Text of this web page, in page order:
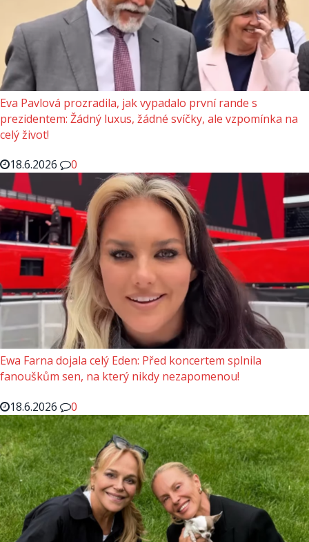
Eva Pavlová prozradila, jak vypadalo první rande s
prezidentem: Žádný luxus, žádné svíčky, ale vzpomínka na
celý život!
18.6.2026
0
Ewa Farna dojala celý Eden: Před koncertem splnila
fanouškům sen, na který nikdy nezapomenou!
18.6.2026
0